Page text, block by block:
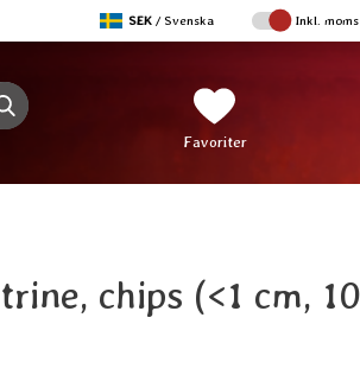
Sverige
,SEK / Svenska Inkl. moms
Genomför sökning Mina favoriter
Favoriter
chips (<1 cm,